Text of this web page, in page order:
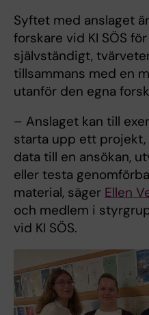
Syftet med anslaget
forskare vid KI SÖS
självständigt,
tillsammans med en
utanför den egna
– Anslaget kan till
starta upp ett
data till en ansökan,
eller testa
material, säger Ellen
och medlem i
vid KI SÖS.